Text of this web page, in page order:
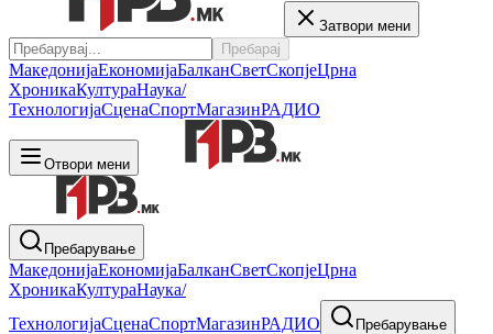
Затвори мени
Пребарај
МакедонијаЕкономијаБалканСветСкопјеЦрна
ХроникаКултураНаука/
ТехнологијаСценаСпортМагазинРАДИО
Отвори мени
Пребарување
МакедонијаЕкономијаБалканСветСкопјеЦрна
ХроникаКултураНаука/
ТехнологијаСценаСпортМагазинРАДИО Пребарување